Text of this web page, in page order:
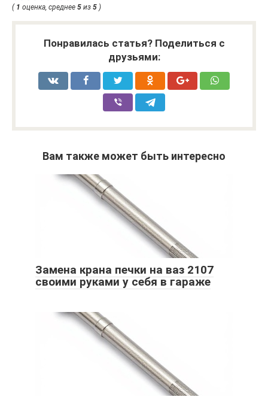
( 1 оценка, среднее 5 из 5 )
Понравилась статья? Поделиться с
друзьями:
Вам также может быть интересно
Замена крана печки на ваз 2107
своими руками у себя в гараже